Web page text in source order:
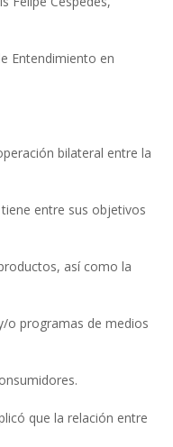
Entendimiento en
bilateral entre la
entre sus objetivos
así como la
o programas de medios
que la relación entre